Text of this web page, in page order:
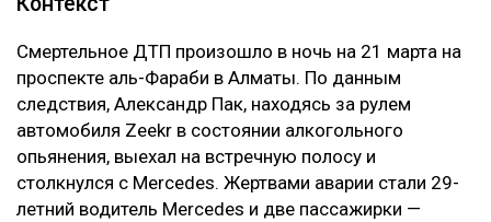
Смертельное ДТП произошло в ночь на 21 марта на
проспекте аль-Фараби в Алматы. По данным
следствия, Александр Пак, находясь за рулем
автомобиля Zeekr в состоянии алкогольного
опьянения, выехал на встречную полосу и
столкнулся с Mercedes. Жертвами аварии стали 29-
летний водитель Mercedes и две пассажирки —